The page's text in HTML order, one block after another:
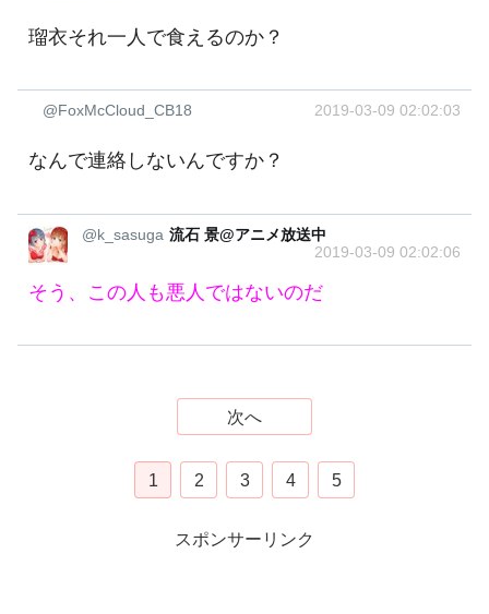
瑠衣それ一人で食えるのか？
@FoxMcCloud_CB18 2019-03-09 02:02:03
なんで連絡しないんですか？
@k_sasuga 流石 景@アニメ放送中
2019-03-09 02:02:06
そう、この人も悪人ではないのだ
次へ
1 2 3 4 5
スポンサーリンク